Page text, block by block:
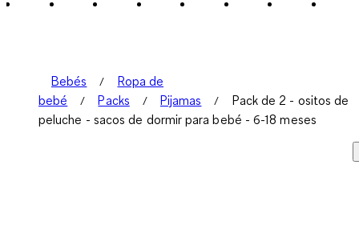
Bebés
Ropa de
bebé
Packs Pijamas
Pack de 2 - ositos de
peluche - sacos de dormir para bebé - 6-18 meses